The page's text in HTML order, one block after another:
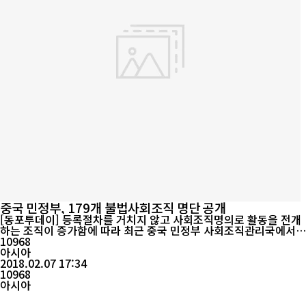
중국 민정부, 179개 불법사회조직 명단 공개
[동포투데이] 등록절차를 거치지 않고 사회조직명의로 활동을 전개
하는 조직이 증가함에 따라 최근 중국 민정부 사회조직관리국에서는
불법사회조직 혐의가 있는 사회조직 179곳의 명단을 공개하였다.
한편 민정부 사회조직관리국에서는 명단공개와 함께 사기 등의 불법
활동을 예방하고 불법사회조직의 활동증거를 수집하기 위하여 웹사
이트, 이메일, 팩스 등을 공개하였다.웹사이트 : www.chinanpo.g
ov.cn 이메일 : jbs...
10968
아시아
2018.02.07 17:34
10968
아시아